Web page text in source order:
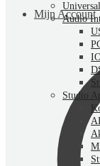
Mijn Account
Audio
Studio